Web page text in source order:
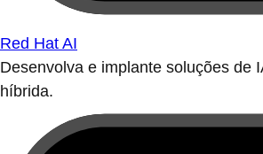
Red Hat AI
Desenvolva e implante soluções de
híbrida.